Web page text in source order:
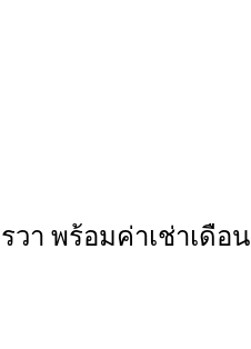
พร้อมค่าเช่าเดือ